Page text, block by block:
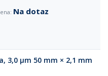
Na dotaz
3,0 µm 50 mm × 2,1 mm